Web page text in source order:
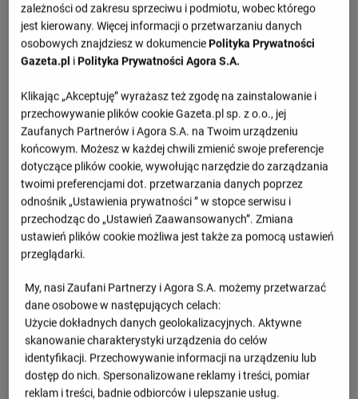
Adem Avdic
(72' sam.)
Luis Chavez
(90')
A. Fidalgo
(43')
E. Alvarez
(65')
V. Dragojevic
(16')
A. Avdic
(68')
E. Alvarez
(46') za E. Lira
A. Vega
(58') za J. Quinones
G. Martinez
(58') za B. Gutierrez
G. Mora
(59') za A. Fidalgo
I. Reyes
(59') za C. Montes
L. Romo
(72') za J. Gallardo
M. Ivanovic
(46') za N. Stulic
D. Zukic
(46') za P. Stanic
V. Birmancević
(46') za L. Randjelovic
N. Petrovic
(61') za V. Dragojevic
V. Ilic
(61') za F. Stankovic
O. Mimovic
(75') za A. Stankovic
zależności od zakresu sprzeciwu i podmiotu, wobec którego
jest kierowany. Więcej informacji o przetwarzaniu danych
osobowych znajdziesz w dokumenciePolityka Prywatności
Gazeta.pl iPolityka Prywatności Agora S.A.
Klikając „Akceptuję” wyrażasz też zgodę na zainstalowanie i
przechowywanie plików cookie Gazeta.pl sp. z o.o., jej
Zaufanych Partnerów i Agora S.A. na Twoim urządzeniu
końcowym. Możesz w każdej chwili zmienić swoje preferencje
dotyczące plików cookie, wywołując narzędzie do zarządzania
twoimi preferencjami dot. przetwarzania danych poprzez
odnośnik „Ustawienia prywatności ” w stopce serwisu i
przechodząc do „Ustawień Zaawansowanych”. Zmiana
ustawień plików cookie możliwa jest także za pomocą ustawień
przeglądarki.
My, nasi Zaufani Partnerzy i Agora S.A. możemy przetwarzać
dane osobowe w następujących celach:
Użycie dokładnych danych geolokalizacyjnych. Aktywne
skanowanie charakterystyki urządzenia do celów
identyfikacji. Przechowywanie informacji na urządzeniu lub
dostęp do nich. Spersonalizowane reklamy i treści, pomiar
reklam i treści, badnie odbiorców i ulepszanie usług.